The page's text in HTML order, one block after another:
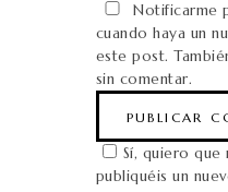
Notificarme
cuando haya un
este post.
sin comentar.
Sí, quiero que
publiquéis un